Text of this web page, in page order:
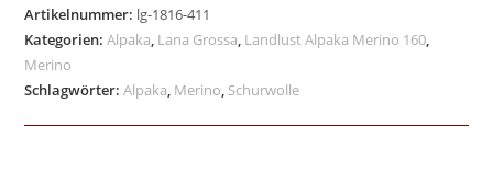
Artikelnummer: lg-1816-411
Kategorien:Alpaka, Lana Grossa, Landlust Alpaka Merino 160,
Merino
Schlagwörter:Alpaka, Merino, Schurwolle